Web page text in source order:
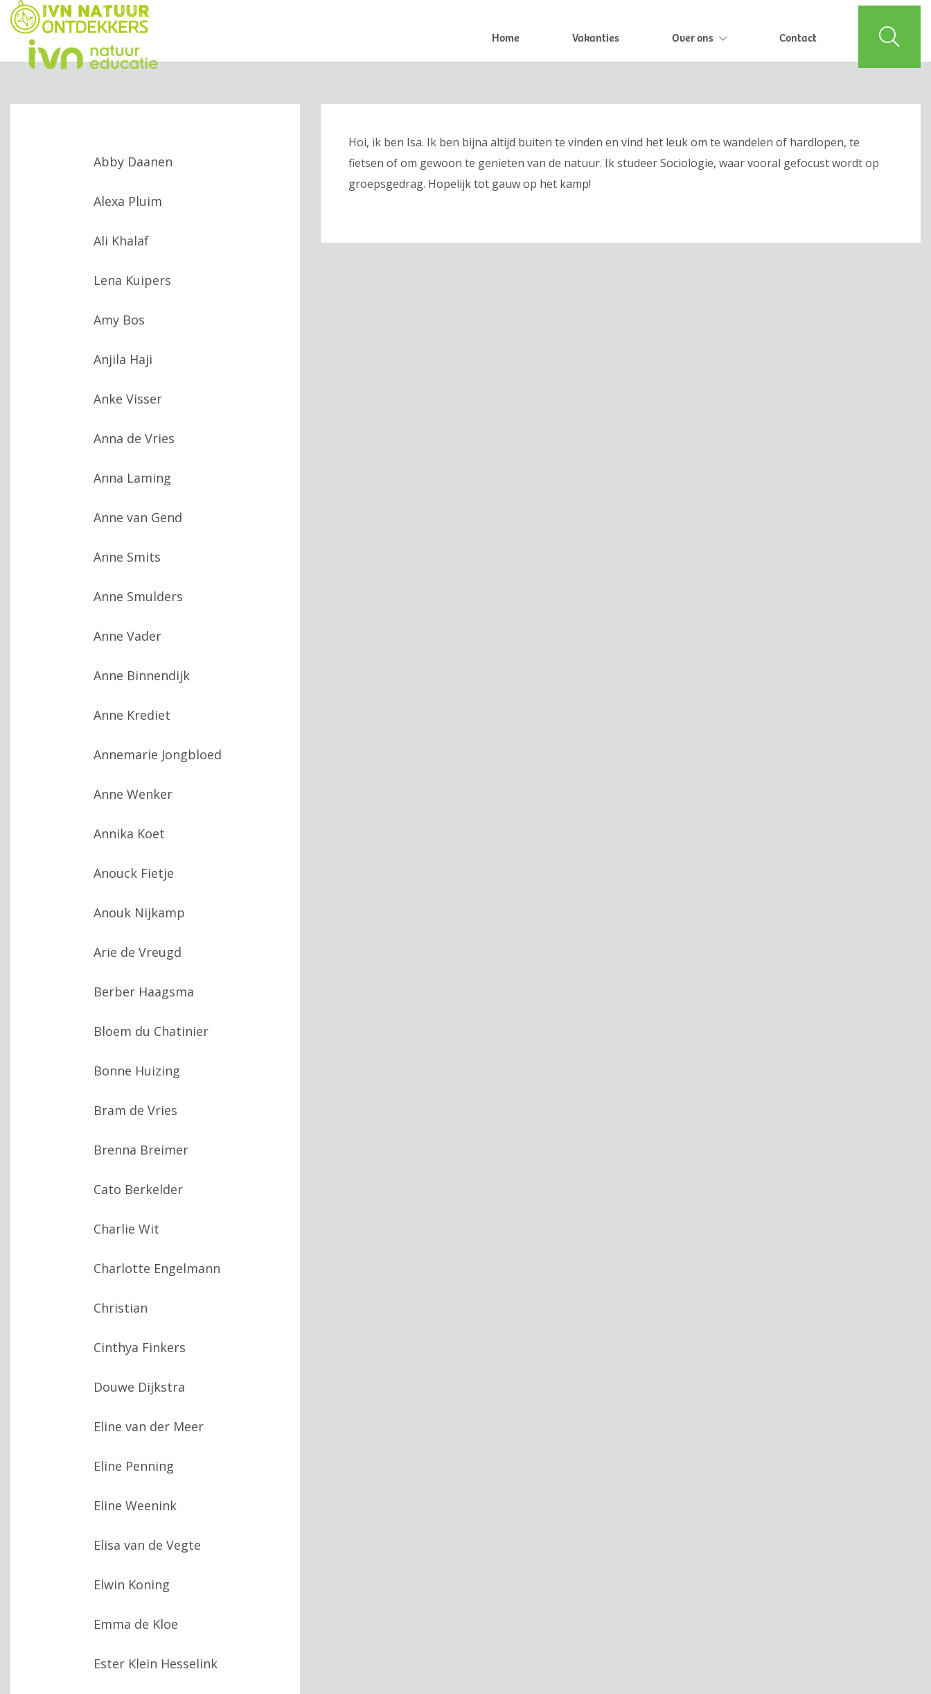
Home Vakanties Over ons Contact
Abby Daanen
Alexa Pluim
Ali Khalaf
Lena Kuipers
Amy Bos
Anjila Haji
Anke Visser
Anna de Vries
Anna Laming
Anne van Gend
Anne Smits
Anne Smulders
Anne Vader
Anne Binnendijk
Anne Krediet
Annemarie Jongbloed
Anne Wenker
Annika Koet
Anouck Fietje
Anouk Nijkamp
Arie de Vreugd
Berber Haagsma
Bloem du Chatinier
Bonne Huizing
Bram de Vries
Brenna Breimer
Cato Berkelder
Charlie Wit
Charlotte Engelmann
Christian
Cinthya Finkers
Douwe Dijkstra
Eline van der Meer
Eline Penning
Eline Weenink
Elisa van de Vegte
Elwin Koning
Emma de Kloe
Ester Klein Hesselink
Hoi, ik ben Isa. Ik ben bijna altijd buiten te vinden en vind het leuk om te wandelen of hardlopen, te
fietsen of om gewoon te genieten van de natuur. Ik studeer Sociologie, waar vooral gefocust wordt op
groepsgedrag. Hopelijk tot gauw op het kamp!